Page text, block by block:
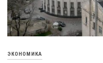
ЭКОНОМИКА